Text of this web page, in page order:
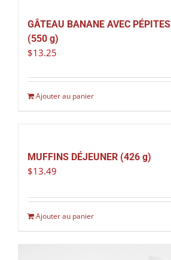
GÂTEAU BANANE AVEC
(550 g)
$13.25
Ajouter au panier
MUFFINS DÉJEUNER (426 g)
$13.49
Ajouter au panier